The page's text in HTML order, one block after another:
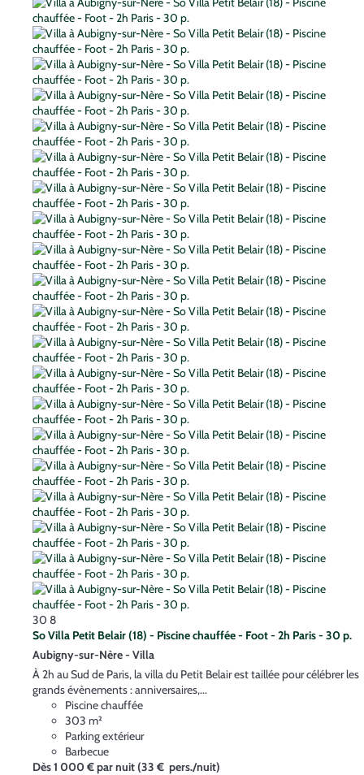
30 8
So Villa Petit Belair (18) - Piscine chauffée - Foot - 2h Paris - 30 p.
Aubigny-sur-Nère - Villa
À 2h au Sud de Paris, la villa du Petit Belair est taillée pour célébrer les
grands évènements : anniversaires,...
Piscine chauffée
303 m²
Parking extérieur
Barbecue
Dès1 000 €par nuit(33 € pers./nuit)